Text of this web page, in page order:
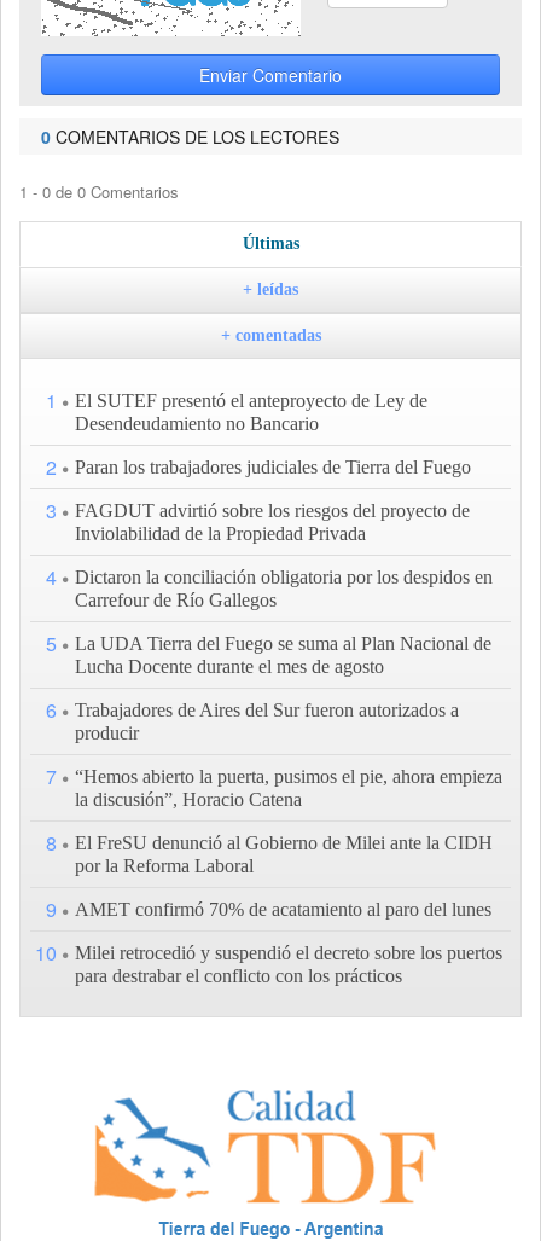
Enviar Comentario
0 COMENTARIOS DE LOS LECTORES
1 - 0 de 0 Comentarios
Últimas
+ leídas
+ comentadas
1
El SUTEF presentó el anteproyecto de Ley de
Desendeudamiento no Bancario
2 Paran los trabajadores judiciales de Tierra del Fuego
3
FAGDUT advirtió sobre los riesgos del proyecto de
Inviolabilidad de la Propiedad Privada
4
Dictaron la conciliación obligatoria por los despidos en
Carrefour de Río Gallegos
5
La UDA Tierra del Fuego se suma al Plan Nacional de
Lucha Docente durante el mes de agosto
6
Trabajadores de Aires del Sur fueron autorizados a
producir
7
“Hemos abierto la puerta, pusimos el pie, ahora empieza
la discusión”, Horacio Catena
8
El FreSU denunció al Gobierno de Milei ante la CIDH
por la Reforma Laboral
9 AMET confirmó 70% de acatamiento al paro del lunes
10
Milei retrocedió y suspendió el decreto sobre los puertos
para destrabar el conflicto con los prácticos